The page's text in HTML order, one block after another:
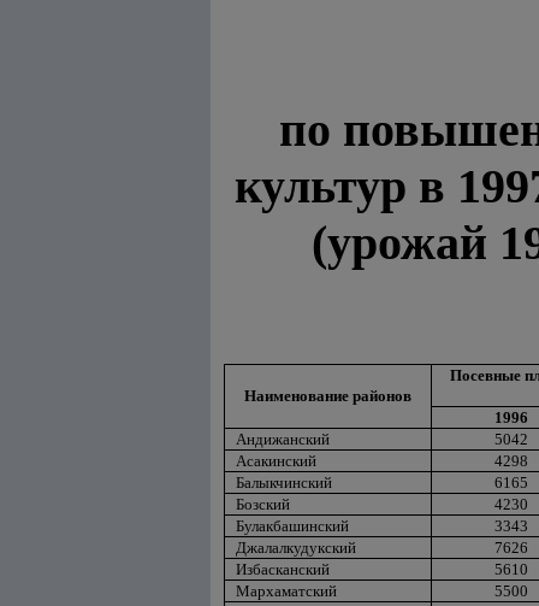
по
культур в
(урожай
Наименование районов
Посевные
1996
Андижанский
5042
Асакинский
4298
Балыкчинский
6165
Бозский
4230
Булакбашинский
3343
Джалалкудукский
7626
Избасканский
5610
Мархаматский
5500